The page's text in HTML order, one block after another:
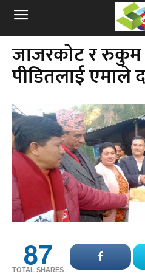
जाजरकोट र रुकुम
पीडितलाई एमाले
87
TOTAL SHARES